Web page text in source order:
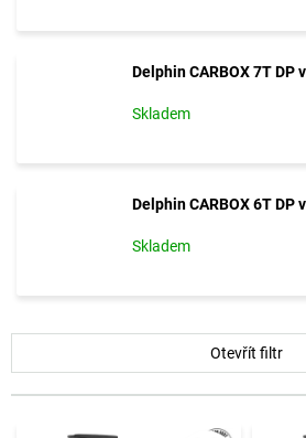
Delphin CARBOX 7T DP
Skladem
Delphin CARBOX 6T DP
Skladem
Otevřít filtr
ý
p